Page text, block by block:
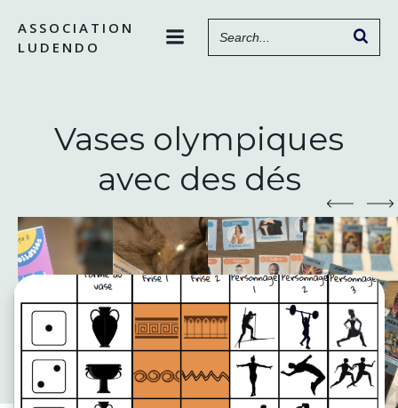
contenu
ASSOCIATION
LUDENDO
Vases olympiques
avec des dés